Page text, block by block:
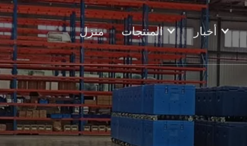
منزل المنتجات أخبار